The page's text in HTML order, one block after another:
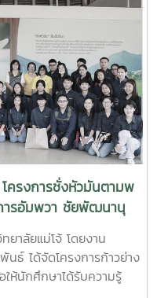
ครงการชั่งหัวมันตามพ
ารอัมพวา ชัยพัฒนานุ
เรียนรู้โครงการอัน
จังหวัดชัยนาท
ยาลัยแม่โจ้ โดยงาน
นธ์ ได้จัดโครงการก้าวย่าง
ห้นักศึกษาได้รับความรู้